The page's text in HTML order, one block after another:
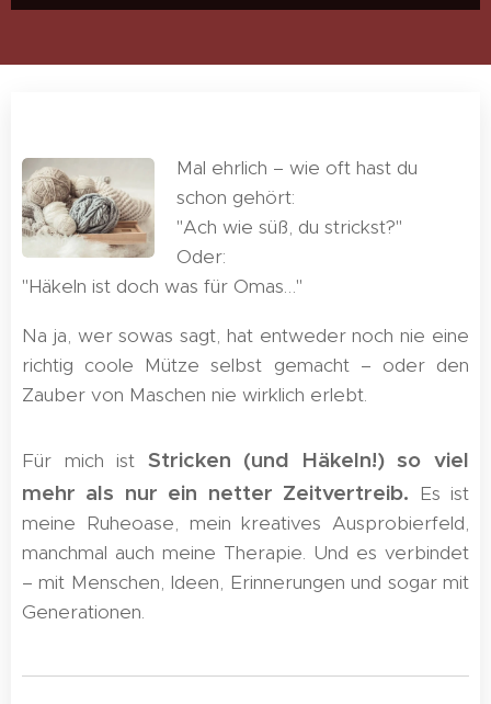
Mal ehrlich – wie oft hast du
schon gehört:
"Ach wie süß, du strickst?"
Oder:
"Häkeln ist doch was für Omas…"
Na ja, wer sowas sagt, hat entweder noch nie eine
richtig coole Mütze selbst gemacht – oder den
Zauber von Maschen nie wirklich erlebt.
Für mich ist Stricken (und Häkeln!) so viel
mehr als nur ein netter Zeitvertreib. Es ist
meine Ruheoase, mein kreatives Ausprobierfeld,
manchmal auch meine Therapie. Und es verbindet
– mit Menschen, Ideen, Erinnerungen und sogar mit
Generationen.